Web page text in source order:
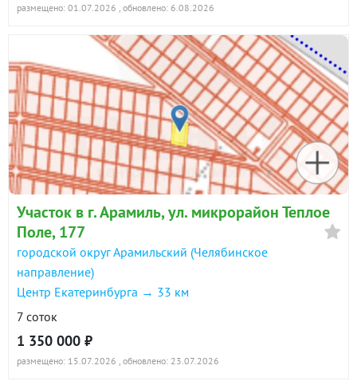
размещено: 01.07.2026 , обновлено: 6.08.2026
Участок в г. Арамиль, ул. микрорайон Теплое
Поле, 177
городской округ Арамильский (Челябинское
направление)
Центр Екатеринбурга → 33 км
7 соток
1 350 000 ₽
размещено: 15.07.2026 , обновлено: 23.07.2026